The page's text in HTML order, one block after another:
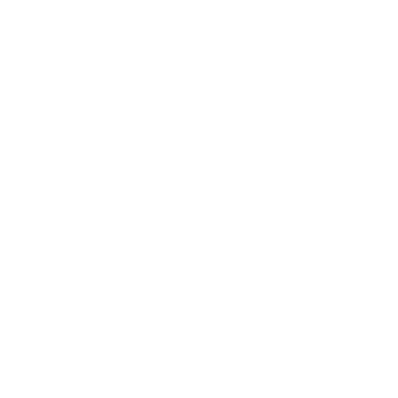
z prysznicem, balkon
(tylko na życzenie i za opłatą)